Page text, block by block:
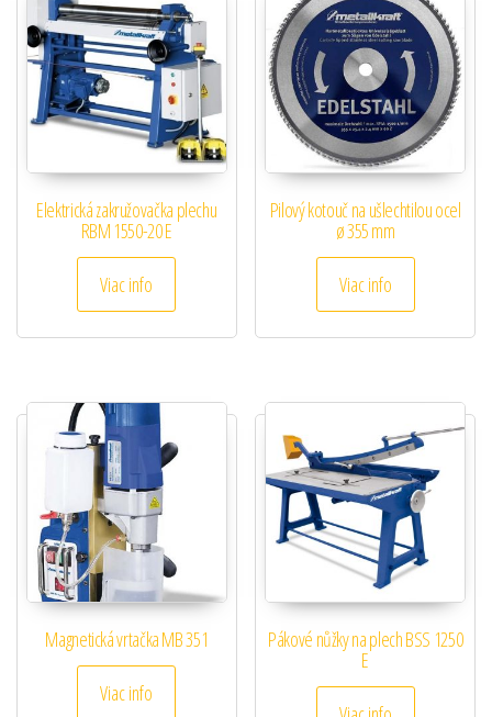
Elektrická zakružovačka plechu
RBM 1550-20 E
Viac info
Pilový kotouč na ušlechtilou ocel
ø 355 mm
Viac info
Magnetická vrtačka MB 351
Viac info
Pákové nůžky na plech BSS 1250
E